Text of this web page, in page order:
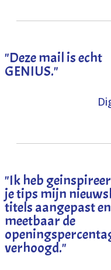
"Deze mail is echt
GENIUS."
"Ik heb
je tips mijn
titels aangepast
meetbaar de
verhoogd."